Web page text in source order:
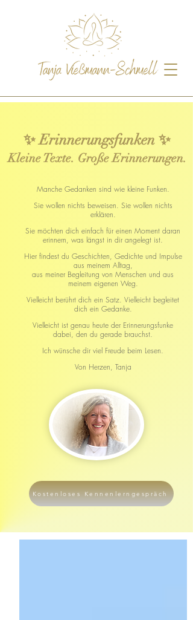
✨ Erinnerungsfunken ✨
Kleine Texte. Große Erinnerungen.
Manche Gedanken sind wie kleine Funken.
Sie wollen nichts beweisen. Sie wollen nichts
erklären.
Sie möchten dich einfach für einen Moment daran
erinnern, was längst in dir angelegt ist.
Hier findest du Geschichten, Gedichte und Impulse
aus meinem Alltag,
aus meiner Begleitung von Menschen und aus
meinem eigenen Weg.
Vielleicht berührt dich ein Satz. Vielleicht begleitet
dich ein Gedanke.
Vielleicht ist genau heute der Erinnerungsfunke
dabei, den du gerade brauchst.
Ich wünsche dir viel Freude beim Lesen.
Von Herzen, Tanja
Kostenloses Kennenlerngespräch